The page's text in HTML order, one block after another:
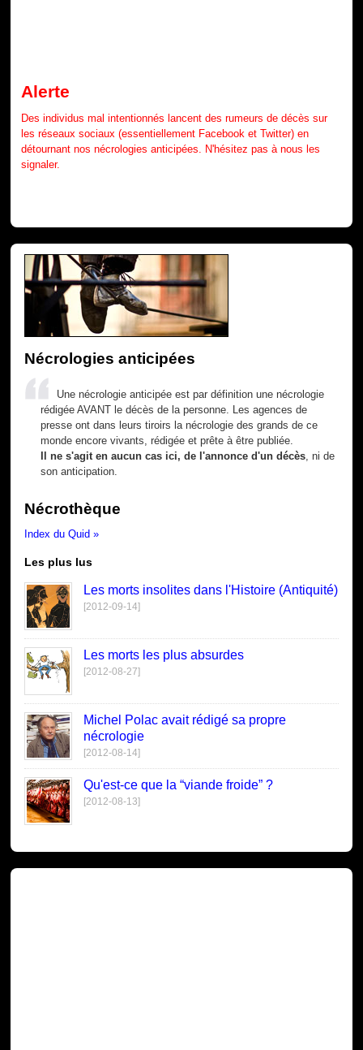
Alerte
Des individus mal intentionnés lancent des rumeurs de décès sur
les réseaux sociaux (essentiellement Facebook et Twitter) en
détournant nos nécrologies anticipées. N'hésitez pas à nous les
signaler.
Nécrologies anticipées
Une nécrologie anticipée est par définition une nécrologie
rédigée AVANT le décès de la personne. Les agences de
presse ont dans leurs tiroirs la nécrologie des grands de ce
monde encore vivants, rédigée et prête à être publiée.
Il ne s'agit en aucun cas ici, de l'annonce d'un décès , ni de
son anticipation.
Nécrothèque
Index du Quid »
Les plus lus
Les morts insolites dans l'Histoire (Antiquité)
[2012-09-14]
Les morts les plus absurdes
[2012-08-27]
Michel Polac avait rédigé sa propre
nécrologie
[2012-08-14]
Qu'est-ce que la “viande froide” ?
[2012-08-13]